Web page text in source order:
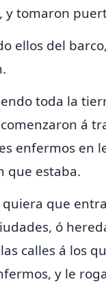
y tomaron
ellos del
toda la
á
enfermos en
que estaba.
quiera que
ó
calles á los
y le